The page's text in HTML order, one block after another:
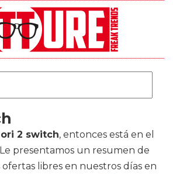
ori 2 switch, entonces está en el
presentamos un resumen de
ofertas libres en nuestros días en